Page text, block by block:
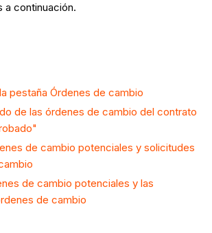
a continuación.
pestaña Órdenes de cambio
de las órdenes de cambio del contrato
de cambio potenciales y solicitudes
de cambio potenciales y las
de cambio